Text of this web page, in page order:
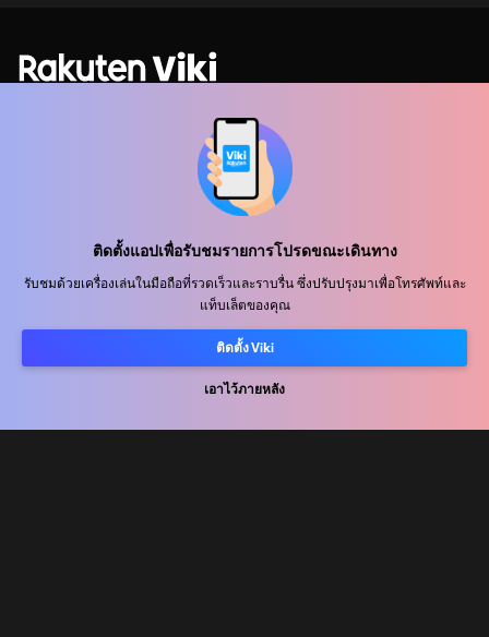
ติดตั้งแอปเพื่อรับชมรายการโปรดขณะเดินทาง
รับชมด้วยเครื่องเล่นในมือถือที่รวดเร็วและราบรื่น ซึ่งปรับปรุงมาเพื่อโทรศัพท์และ
แท็บเล็ตของคุณ
ติดตั้ง Viki
เอาไว้ภายหลัง
ร่วมงานกับเรา
ศูนย์ประชาสัมพันธ์
ข้อกำหนดการใช้งาน